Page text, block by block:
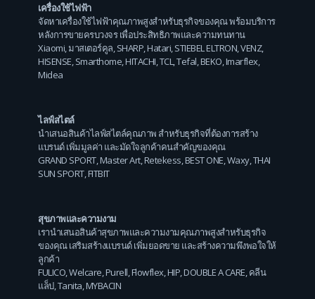
เครื่องใช้ไฟฟ้า
จัดหาเครื่องใช้ไฟฟ้าคุณภาพสูงสำหรับธุรกิจของคุณ พร้อมบริการ
หลังการขายครบวงจร เพื่อประสิทธิภาพและความทนทาน
Xiaomi,มาสเตอร์คูล,SHARP,Hatari,STIEBEL ELTRON,VENZ,
HISENSE,Smarthome,HITACHI,TCL,Tefal,BEKO,Imarflex,
Midea
ไลฟ์สไตล์
นำเสนอสินค้าไลฟ์สไตล์คุณภาพ สำหรับธุรกิจที่ต้องการสร้าง
แบรนด์ เพิ่มมูลค่า และมัดใจลูกค้าคนสำคัญของคุณ
GRAND SPORT,Master Art,Retekess,BEST ONE,Waxy,THAI
SUN SPORT,FITBIT
สุขภาพและความงาม
เรานำเสนอสินค้าสุขภาพและความงามคุณภาพสูงสำหรับธุรกิจ
ของคุณ เสริมสร้างแบรนด์ เพิ่มยอดขาย และสร้างความพึงพอใจให้
ลูกค้า
FULICO Welcare Purell Flowflex HIP DOUBLE A CARE คลีน
แล็ป, Tanita MYBACIN